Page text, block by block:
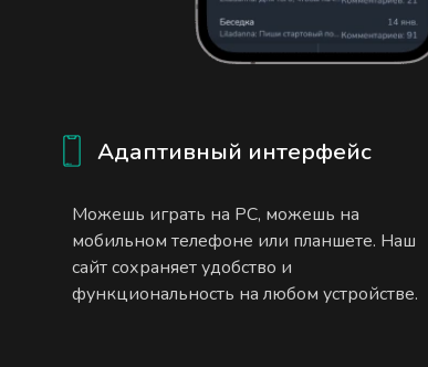
Адаптивный интерфейс
Можешь играть на PC, можешь на
мобильном телефоне или планшете. Наш
сайт сохраняет удобство и
функциональность на любом устройстве.